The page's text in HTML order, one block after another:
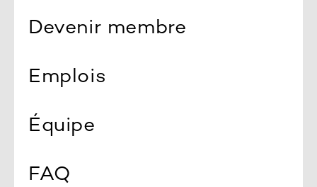
Devenir membre
Emplois
Équipe
FAQ